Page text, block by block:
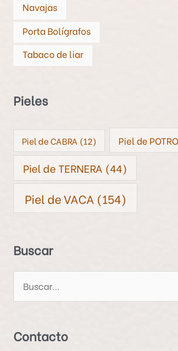
Navajas
Porta Bolígrafos
Tabaco de liar
Pieles
Piel de CABRA (12) Piel de POTRO
Piel de TERNERA (44)
Piel de VACA (154)
Buscar
c
Contacto